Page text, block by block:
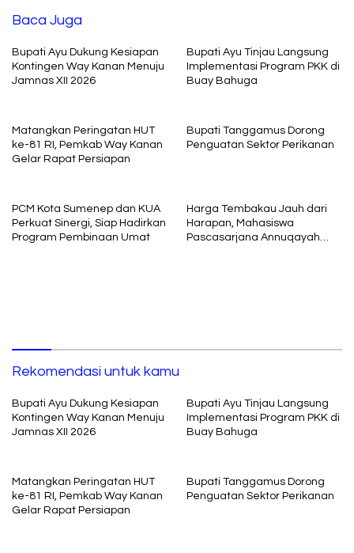
Baca Juga
Bupati Ayu Dukung Kesiapan
Kontingen Way Kanan Menuju
Jamnas XII 2026
Bupati Ayu Tinjau Langsung
Implementasi Program PKK di
Buay Bahuga
Matangkan Peringatan HUT
ke-81 RI, Pemkab Way Kanan
Gelar Rapat Persiapan
Bupati Tanggamus Dorong
Penguatan Sektor Perikanan
PCM Kota Sumenep dan KUA
Perkuat Sinergi, Siap Hadirkan
Program Pembinaan Umat
Harga Tembakau Jauh dari
Harapan, Mahasiswa
Pascasarjana Annuqayah
Rekomendasi untuk kamu
Bupati Ayu Dukung Kesiapan
Kontingen Way Kanan Menuju
Jamnas XII 2026
Bupati Ayu Tinjau Langsung
Implementasi Program PKK di
Buay Bahuga
Matangkan Peringatan HUT
ke-81 RI, Pemkab Way Kanan
Gelar Rapat Persiapan
Bupati Tanggamus Dorong
Penguatan Sektor Perikanan